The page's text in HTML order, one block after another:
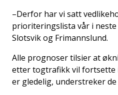
–Derfor har vi satt
prioriteringslista vår i
Slotsvik og Frimannslund.
Alle prognoser tilsier at
etter togtrafikk vil fortsette
er gledelig, understreker de